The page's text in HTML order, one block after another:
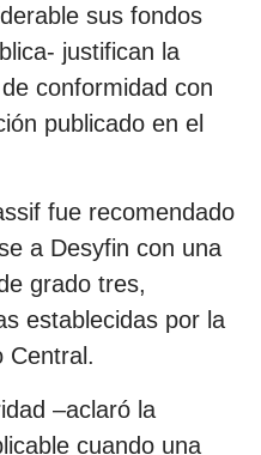
sus fondos
justifican la
conformidad con
publicado en el
fue recomendado
a Desyfin con una
grado tres,
establecidas por la
Central.
–aclaró la
cuando una